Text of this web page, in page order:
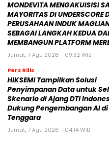
MONDEVITA MENGAKUISISI
MAYORITAS DI UNDERSCORE
PERUSAHAAN INDUK
SEBAGAI LANGKAH KEDUA
MEMBANGUN PLATFORM
Jumat, 7 Agu 2026 - 09:32 WIB
Pers Rilis
HIKSEMI Tampilkan Solusi
Penyimpanan Data untuk
Skenario di Ajang DTI
Dukung Pengembangan AI
Tenggara
Jumat, 7 Agu 2026 - 04:14 WIB